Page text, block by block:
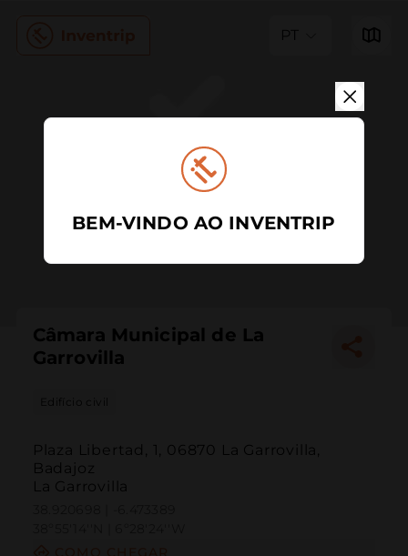
PT
Câmara Municipal de La
Garrovilla
Edifício civil
Plaza Libertad, 1, 06870 La Garrovilla,
Badajoz
La Garrovilla
BEM-VINDO AO INVENTRIP